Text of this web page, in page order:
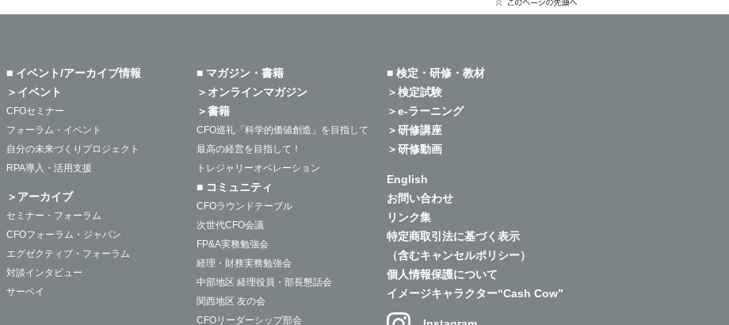
■ イベント/アーカイブ情報
＞イベント
CFOセミナー
フォーラム・イベント
自分の未来づくりプロジェクト
RPA導入・活用支援
＞アーカイブ
セミナー・フォーラム
CFOフォーラム・ジャパン
エグゼクティブ・フォーラム
対談インタビュー
サーベイ
■ マガジン・書籍
＞オンラインマガジン
＞書籍
CFO巡礼「科学的価値創造」を目指して
最高の経営を目指して！
トレジャリーオペレーション
■ コミュニティ
CFOラウンドテーブル
次世代CFO会議
FP&A実務勉強会
経理・財務実務勉強会
中部地区 経理役員・部長懇話会
関西地区 友の会
CFOリーダーシップ部会
■ 検定・研修・教材
＞検定試験
＞e-ラーニング
＞研修講座
＞研修動画
English
お問い合わせ
リンク集
特定商取引法に基づく表示
（含むキャンセルポリシー）
個人情報保護について
イメージキャラクター“Cash Cow”